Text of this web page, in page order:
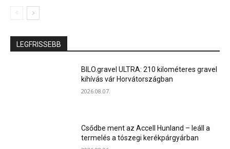
LEGFRISSEBB
BILO.gravel ULTRA: 210 kilométeres gravel
kihívás vár Horvátországban
2026.08.07.
Csődbe ment az Accell Hunland – leáll a
termelés a tószegi kerékpárgyárban